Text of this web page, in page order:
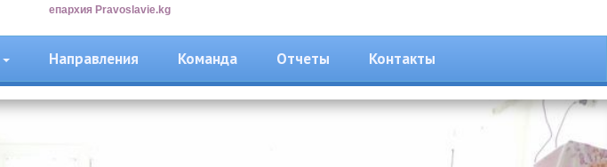
епархия Pravoslavie.kg
Направления Команда Отчеты Контакты